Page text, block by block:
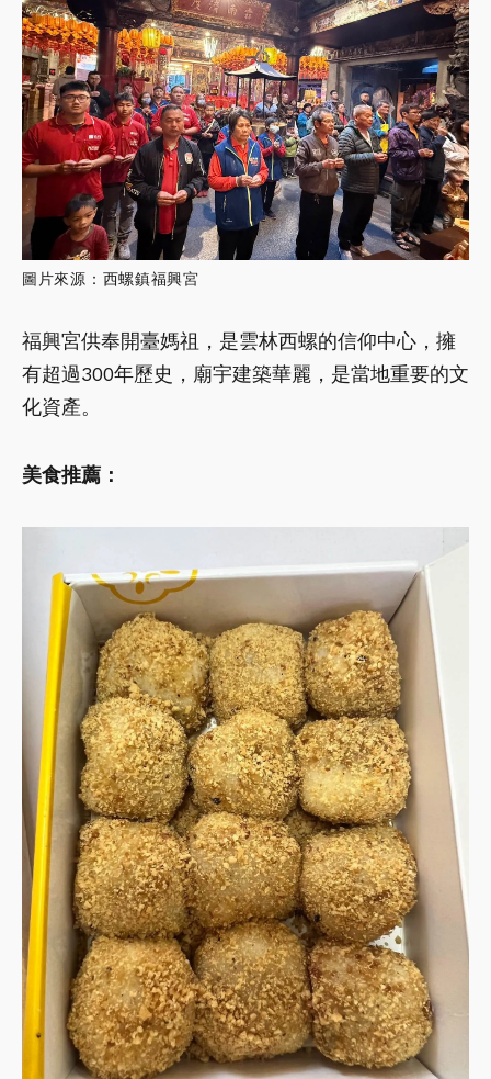
圖片來源：西螺鎮福興宮
福興宮供奉開臺媽祖，是雲林西螺的信仰中心，擁
有超過300年歷史，廟宇建築華麗，是當地重要的文
化資產。
美食推薦：